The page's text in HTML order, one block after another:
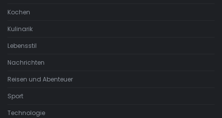
Kochen
Kulinarik
Lebensstil
Nachrichten
Reisen und Abenteuer
Sport
Technologie